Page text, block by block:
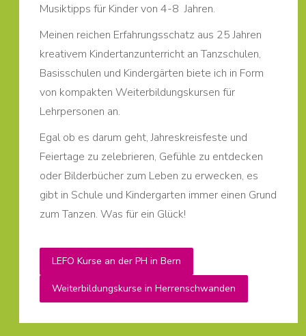
Musiktipps für Kinder von 4-8 Jahren.
Meinen reichen Erfahrungsschatz aus 25 Jahren
kreativem Kindertanzunterricht an Tanzschulen,
Basisschulen und Kindergärten biete ich in Form
von kompakten Weiterbildungskursen für
Lehrpersonen an.
Egal ob es darum geht, Jahreskreisfeste und
Feiertage zu zelebrieren, Gefühle zu entdecken
oder Bilderbücher zum Leben zu erwecken, es
gibt in Schule und Kindergarten immer einen Grund
zum Tanzen. Was für ein Glück!
LEFO Kurse an der PH in Bern
Weiterbildungskurse in Herrenschwanden